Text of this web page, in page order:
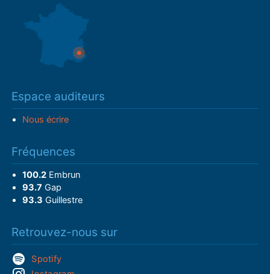
Espace auditeurs
Nous écrire
Fréquences
100.2Embrun
93.7 Gap
93.3 Guillestre
Retrouvez-nous sur
Spotify